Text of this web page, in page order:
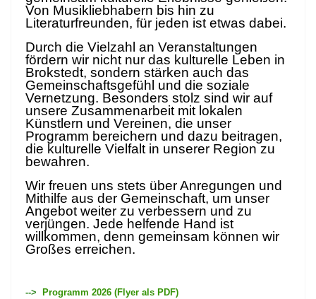
Von Musikliebhabern bis hin zu
Literaturfreunden, für jeden ist etwas dabei.
Durch die Vielzahl an Veranstaltungen
fördern wir nicht nur das kulturelle Leben in
Brokstedt, sondern stärken auch das
Gemeinschaftsgefühl und die soziale
Vernetzung. Besonders stolz sind wir auf
unsere Zusammenarbeit mit lokalen
Künstlern und Vereinen, die unser
Programm bereichern und dazu beitragen,
die kulturelle Vielfalt in unserer Region zu
bewahren.
Wir freuen uns stets über Anregungen und
Mithilfe aus der Gemeinschaft, um unser
Angebot weiter zu verbessern und zu
verjüngen. Jede helfende Hand ist
willkommen, denn gemeinsam können wir
Großes erreichen.
--> Programm 2026 (Flyer als PDF)